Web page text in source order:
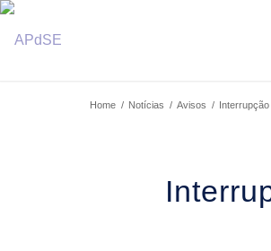
Home / Notícias / Avisos / Interrupção